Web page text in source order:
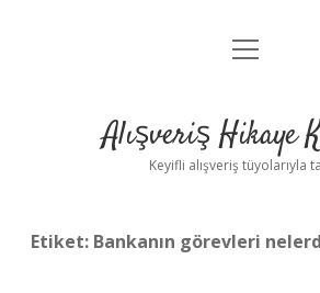
Anasayfa
Yasal Uyarı
menüyü
Alışveriş Hikaye
Keyifli alışveriş tüyolarıyla
Etiket: Bankanın görevleri